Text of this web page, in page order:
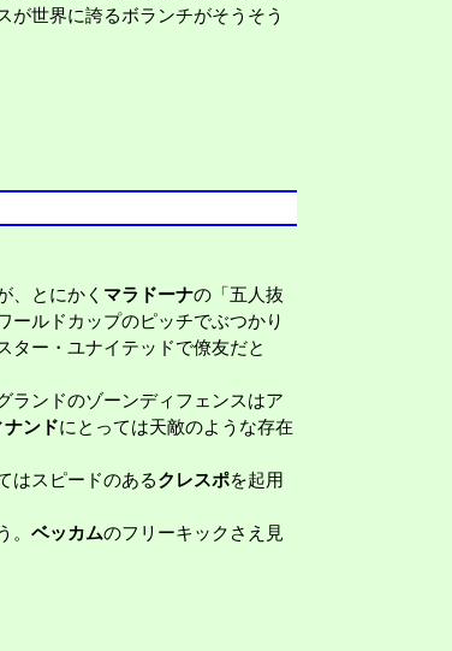
が世界に誇るボランチがそうそう
、とにかく マラドーナの「五人抜
ールドカップのピッチでぶつかり
ター・ユナイテッドで僚友だと
ランドのゾーンディフェンスはア
ナンドにとっては天敵のような存在
はスピードのあるクレスポを起用
。ベッカムのフリーキックさえ見